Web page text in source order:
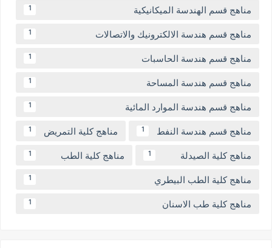
مناهج قسم الهندسة الميكانيكية 1
مناهج قسم هندسة الالكترونيك والاتصالات 1
مناهج قسم هندسة الحاسبات 1
مناهج قسم هندسة المساحة 1
مناهج قسم هندسة الموارد المائية 1
مناهج قسم هندسة النفط 1 مناهج كلية التمريض 1
مناهج كلية الصيدلة 1 مناهج كلية الطب 1
مناهج كلية الطب البيطري 1
مناهج كلية طب الاسنان 1